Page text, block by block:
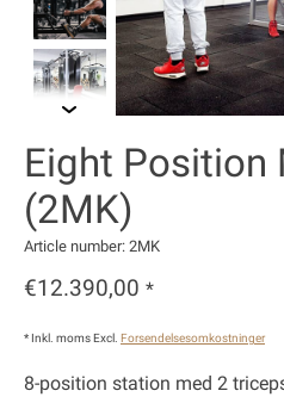
Eight
(2MK)
Article number: 2MK
€12.390,00 *
* Inkl. moms Excl. Forsendelsesomkostninger
8-position station med 2